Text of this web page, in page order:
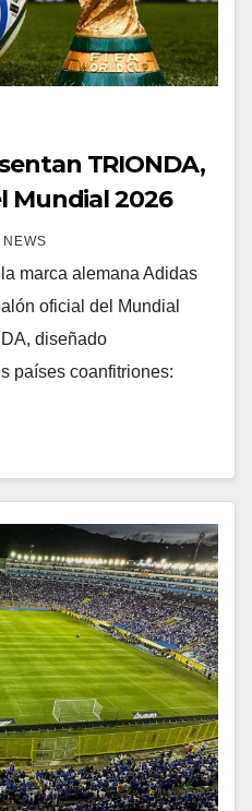
TRIONDA,
Mundial 2026
NEWS
marca alemana Adidas
oficial del Mundial
diseñado
países coanfitriones: